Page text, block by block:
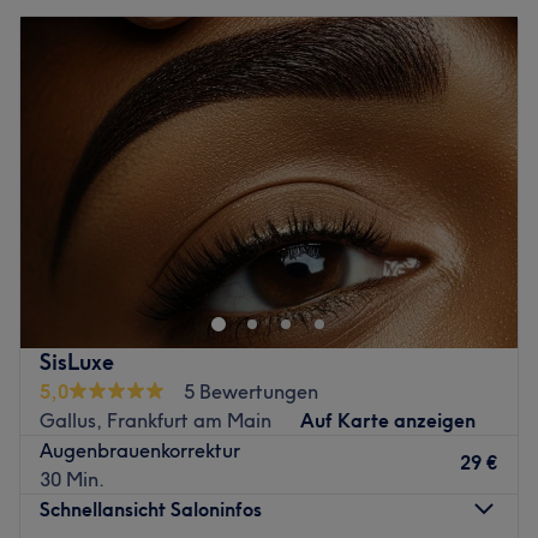
wesentliche Vorteil des Zentrums besteht in der
Vielschichtigkeit der technischen Ausstattung. So ist es
möglich, für jeden unterschiedlichen Hauttyp die beste
Variante auszuwählen. Hier kannst du dich zum Strahlen
bringen!
Zurück zur Salonansicht
Dienstag
10:00–20:00
10:00–20:00
Donnerstag
10:00–20:00
Freitag
10:00 – 20:00
Samstag
10:00
18:00
Sonntag
Geschlossen
Zurück zur Salonansicht
SisLuxe
5,0
5 Bewertungen
Gallus, Frankfurt am Main
Auf Karte anzeigen
Augenbrauenkorrektur
30 Min.
29 €
Schnellansicht Saloninfos